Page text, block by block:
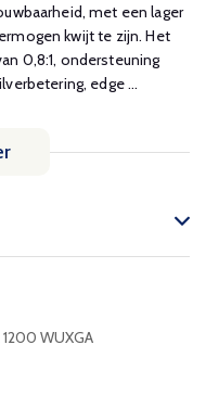
met een lager
kwijt te zijn. Het
0,8:1, ondersteuning
edge ...
1200 WUXGA